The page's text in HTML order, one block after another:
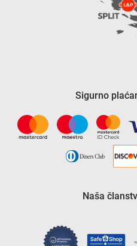
Sigurno
Naša